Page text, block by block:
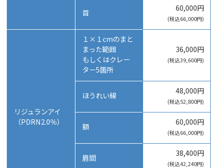
首 60,000円
(税込66,000円)
リジュランアイ
（PDRN2.0％）
１×１cmのまと
まった範囲
もしくはクレー
ター5箇所
36,000円
(税込39,600円)
ほうれい線 48,000円
(税込52,800円)
額 60,000円
(税込66,000円)
眉間 38,400円
(税込42,240円)